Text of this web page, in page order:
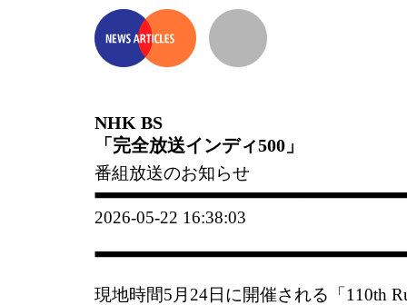
NHK BS
「完全放送インディ500」
番組放送のお知らせ
2026-05-22 16:38:03
現地時間5月24日に開催される「110th